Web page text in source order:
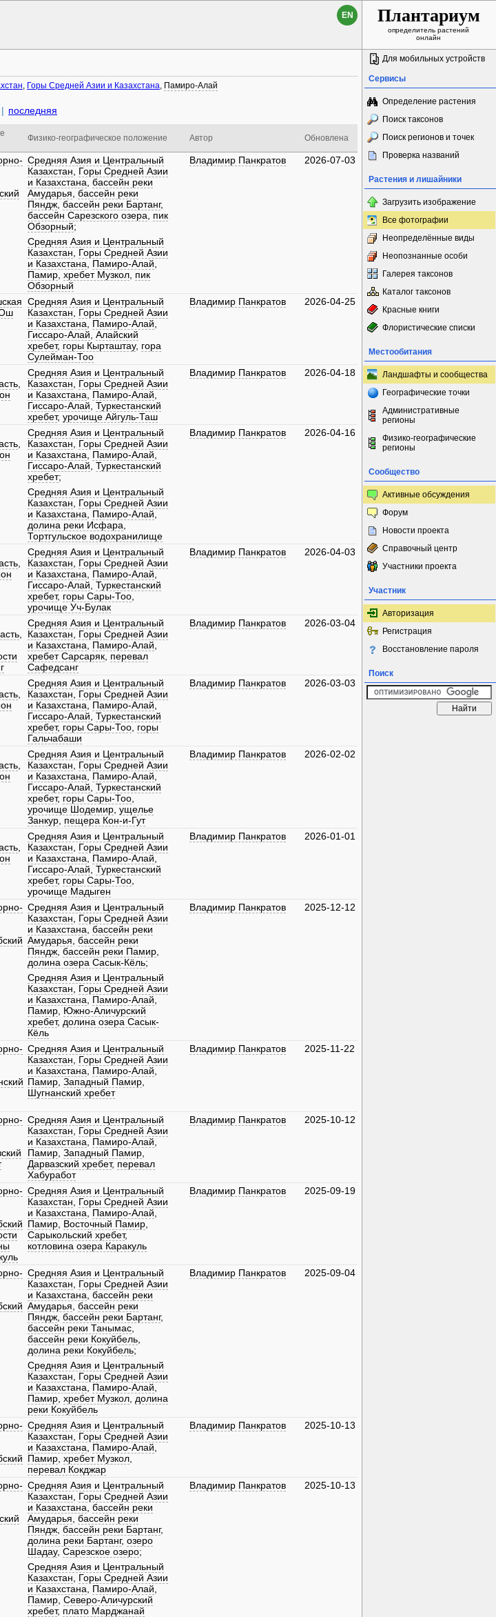
EN Плантариум
определитель растений
онлайн
, Горы Средней Азии и Казахстана, Памиро-Алай
| последняя
Физико-географическое положение Автор Обновлена
Средняя Азия и Центральный
Казахстан
Горы Средней Азии
и Казахстана бассейн реки
Амударья бассейн реки
Пяндж бассейн реки Бартанг,
бассейн Сарезского озера
пик
Обзорный;
Средняя Азия и Центральный
Казахстан
Горы Средней Азии
и Казахстана
Памиро-Алай
Памир хребет Музкол пик
Обзорный
Владимир Панкратов 2026-07-03
Средняя Азия и Центральный
Казахстан
Горы Средней Азии
и Казахстана
Памиро-Алай
Гиссаро-Алай Алайский
хребет, горы Кырташтау, гора
Сулейман-Тоо
Владимир Панкратов 2026-04-25
Средняя Азия и Центральный
Казахстан
Горы Средней Азии
и Казахстана
Памиро-Алай
Гиссаро-Алай Туркестанский
хребет, урочище Айгуль-Таш
Владимир Панкратов 2026-04-18
Средняя Азия и Центральный
Казахстан
Горы Средней Азии
и Казахстана
Памиро-Алай
Гиссаро-Алай Туркестанский
хребет;
Средняя Азия и Центральный
Казахстан
Горы Средней Азии
и Казахстана
Памиро-Алай
долина реки Исфара
Тортгульское водохранилище
Владимир Панкратов 2026-04-16
Средняя Азия и Центральный
Казахстан
Горы Средней Азии
и Казахстана
Памиро-Алай
Гиссаро-Алай Туркестанский
хребет, горы Сары-Тоо
урочище Уч-Булак
Владимир Панкратов 2026-04-03
Средняя Азия и Центральный
Казахстан
Горы Средней Азии
и Казахстана
Памиро-Алай
хребет Сарсаряк перевал
Сафедсанг
Владимир Панкратов 2026-03-04
Средняя Азия и Центральный
Казахстан
Горы Средней Азии
и Казахстана
Памиро-Алай
Гиссаро-Алай Туркестанский
хребет, горы Сары-Тоо горы
Гальчабаши
Владимир Панкратов 2026-03-03
Средняя Азия и Центральный
Казахстан
Горы Средней Азии
и Казахстана
Памиро-Алай
Гиссаро-Алай Туркестанский
хребет, горы Сары-Тоо
урочище Шодемир ущелье
Занкур пещера Кон-и-Гут
Владимир Панкратов 2026-02-02
Средняя Азия и Центральный
Казахстан
Горы Средней Азии
и Казахстана
Памиро-Алай
Гиссаро-Алай Туркестанский
хребет, горы Сары-Тоо
урочище Мадыген
Владимир Панкратов 2026-01-01
Средняя Азия и Центральный
Казахстан
Горы Средней Азии
и Казахстана бассейн реки
Амударья бассейн реки
Пяндж бассейн реки Памир
долина озера Сасык-Кёль;
Средняя Азия и Центральный
Казахстан
Горы Средней Азии
и Казахстана
Памиро-Алай
Памир Южно-Аличурский
хребет, долина озера Сасык-
Кёль
Владимир Панкратов 2025-12-12
Средняя Азия и Центральный
Казахстан
Горы Средней Азии
и Казахстана
Памиро-Алай
Памир Западный Памир
Шугнанский хребет
Владимир Панкратов 2025-11-22
Средняя Азия и Центральный
Казахстан
Горы Средней Азии
и Казахстана
Памиро-Алай
Памир Западный Памир
Дарвазский хребет, перевал
Хабуработ
Владимир Панкратов 2025-10-12
Средняя Азия и Центральный
Казахстан
Горы Средней Азии
и Казахстана
Памиро-Алай
Памир Восточный Памир
Сарыкольский хребет,
котловина озера Каракуль
Владимир Панкратов 2025-09-19
Средняя Азия и Центральный
Казахстан
Горы Средней Азии
и Казахстана бассейн реки
Амударья бассейн реки
Пяндж бассейн реки Бартанг,
бассейн реки Танымас
бассейн реки Кокуйбель
долина реки Кокуйбель;
Средняя Азия и Центральный
Казахстан
Горы Средней Азии
и Казахстана
Памиро-Алай
Памир хребет Музкол долина
реки Кокуйбель
Владимир Панкратов 2025-09-04
Средняя Азия и Центральный
Казахстан
Горы Средней Азии
и Казахстана
Памиро-Алай
Памир хребет Музкол
перевал Кокджар
Владимир Панкратов 2025-10-13
Средняя Азия и Центральный
Казахстан
Горы Средней Азии
и Казахстана бассейн реки
Амударья бассейн реки
Пяндж бассейн реки Бартанг,
долина реки Бартанг, озеро
Шадау, Сарезское озеро;
Средняя Азия и Центральный
Казахстан
Горы Средней Азии
и Казахстана
Памиро-Алай
Памир Северо-Аличурский
хребет, плато Марджанай
Владимир Панкратов 2025-10-13
Для мобильных устройств
Сервисы
Определение растения
Поиск таксонов
Поиск регионов и точек
Проверка названий
Растения и лишайники
Загрузить изображение
Все фотографии
Неопределённые виды
Неопознанные особи
Галерея таксонов
Каталог таксонов
Красные книги
Флористические списки
Местообитания
Ландшафты и сообщества
Географические точки
Административные
регионы
Физико-географические
регионы
Сообщество
Активные обсуждения
Форум
Новости проекта
Справочный центр
Участники проекта
Участник
Авторизация
Регистрация
Восстановление пароля
Поиск